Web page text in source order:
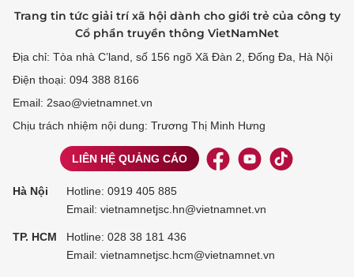
Trang tin tức giải trí xã hội dành cho giới trẻ của công ty
Cổ phần truyền thông VietNamNet
Địa chỉ: Tòa nhà C’land, số 156 ngõ Xã Đàn 2, Đống Đa, Hà Nội
Điện thoại: 094 388 8166
Email: 2sao@vietnamnet.vn
Chịu trách nhiệm nội dung: Trương Thị Minh Hưng
LIÊN HỆ QUẢNG CÁO
Hà Nội Hotline: 0919 405 885
Email: vietnamnetjsc.hn@vietnamnet.vn
TP. HCM Hotline: 028 38 181 436
Email: vietnamnetjsc.hcm@vietnamnet.vn